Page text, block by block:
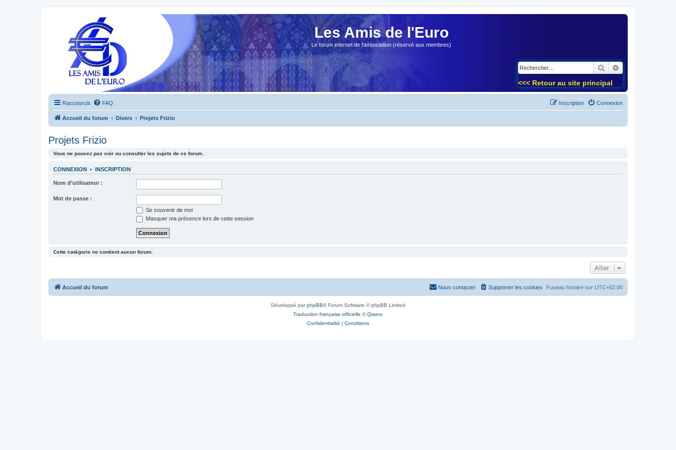
Les Amis de l'Euro
Le forum internet de l'association (réservé aux membres)
Rechercher
<<< Retour au site principal
Raccourcis FAQ Connexion
Inscription
Accueil du forum Divers Projets Frizio
Projets Frizio
Vous ne pouvez pas voir ou consulter les sujets de ce forum.
CONNEXION • INSCRIPTION
Nom d’utilisateur :
Mot de passe :
Se souvenir de moi
Masquer ma présence lors de cette session
Cette catégorie ne contient aucun forum.
Aller
Accueil du forum Fuseau horaire sur UTC+02:00
Supprimer les cookies
Nous contacter
Développé parphpBB® Forum Software © phpBB Limited
Traduction française officielle ©Qiaeru
Confidentialité | Conditions